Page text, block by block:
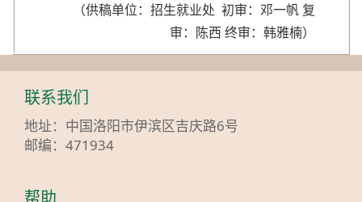
（供稿单位：招生就业处 初审：邓一帆 复
审：陈西 终审：韩雅楠）
联系我们
地址：中国洛阳市伊滨区吉庆路6号
邮编：471934
帮助